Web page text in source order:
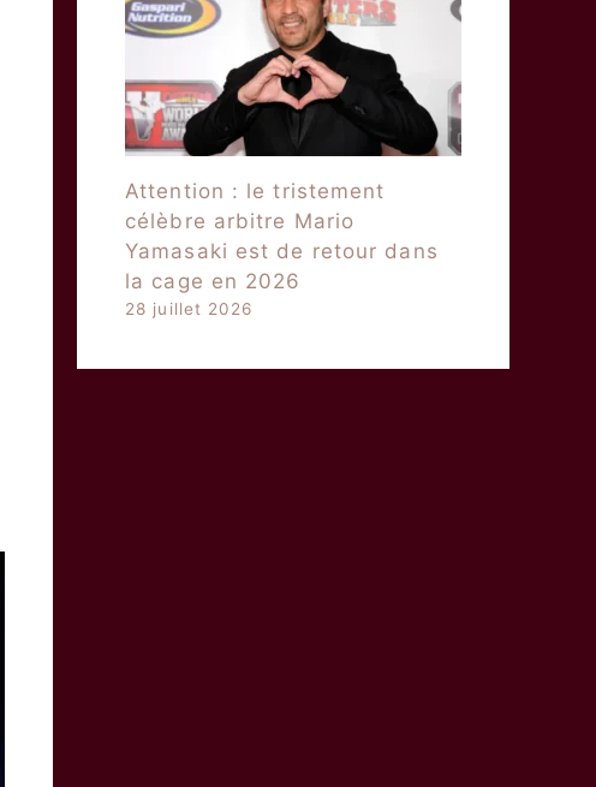
Attention : le tristement
célèbre arbitre Mario
Yamasaki est de retour dans
la cage en 2026
28 juillet 2026